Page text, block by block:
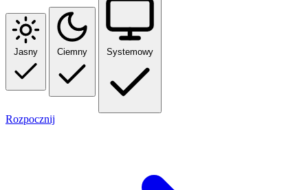
Jasny Ciemny Systemowy
Rozpocznij